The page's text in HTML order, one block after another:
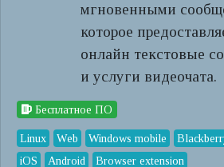
мгновенными
которое
онлайн текстовые
и услуги видеочата.
Бесплатное ПО
Linux Web Windows mobile
iOS
Android Browser extension